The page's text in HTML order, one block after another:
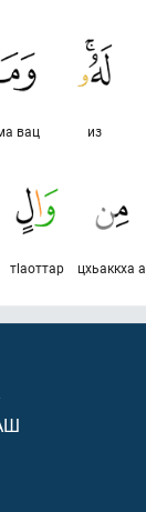
из
вац
цхьаккха а
тlаоттар